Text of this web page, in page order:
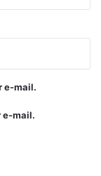
e-mail.
e-mail.